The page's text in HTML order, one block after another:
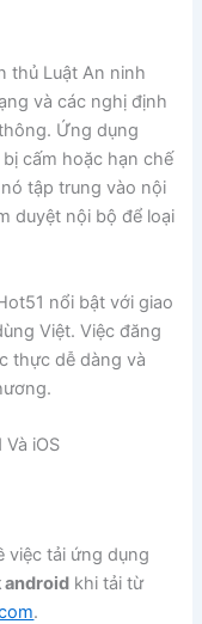
thủ Luật An ninh
và các nghị định
Ứng dụng
cấm hoặc hạn chế
tập trung vào nội
duyệt nội bộ để loại
nổi bật với giao
Việt. Việc đăng
thực dễ dàng và
iOS
việc tải ứng dụng
android khi tải từ
.